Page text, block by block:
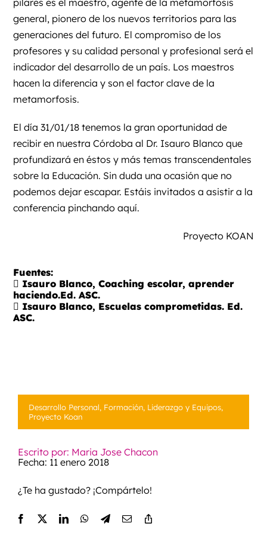
pilares es el maestro, agente de la metamorfosis
general, pionero de los nuevos territorios para las
generaciones del futuro. El compromiso de los
profesores y su calidad personal y profesional será el
indicador del desarrollo de un país. Los maestros
hacen la diferencia y son el factor clave de la
metamorfosis.
El día 31/01/18 tenemos la gran oportunidad de
recibir en nuestra Córdoba al Dr. Isauro Blancoque
profundizará en éstos y más temas transcendentales
sobre la Educación. Sin duda una ocasión que no
podemos dejar escapar. Estáis invitados a asistir a la
conferencia pinchando aquí.
Proyecto KOAN
Fuentes:
 Isauro Blanco, Coaching escolar, aprender
haciendo.Ed. ASC.
 Isauro Blanco, Escuelas comprometidas. Ed.
ASC.
Desarrollo Personal, Formación, Liderazgo y Equipos,
Proyecto Koan
Escrito por: Maria Jose Chacon
Fecha: 11 enero 2018
¿Te ha gustado? ¡Compártelo!